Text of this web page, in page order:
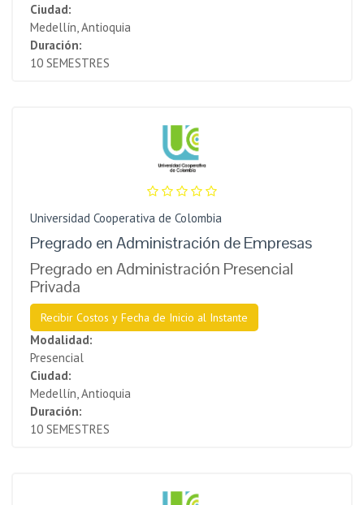
Ciudad:
Medellín, Antioquia
Duración:
10 SEMESTRES
Universidad Cooperativa de Colombia
Pregrado en Administración de Empresas
Pregrado en Administración Presencial
Privada
Recibir Costos y Fecha de Inicio al Instante
Modalidad:
Presencial
Ciudad:
Medellín, Antioquia
Duración:
10 SEMESTRES